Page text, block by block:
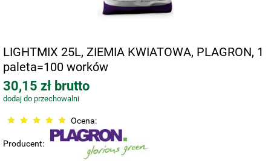
LIGHTMIX 25L, ZIEMIA KWIATOWA, PLAGRON, 1
paleta=100 worków
30,15 zł brutto
dodaj do przechowalni
Ocena:
Producent: